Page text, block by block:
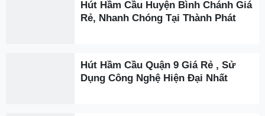
Hút Hầm Cầu Huyện Bình Chánh Giá
Rẻ, Nhanh Chóng Tại Thành Phát
Hút Hầm Cầu Quận 9 Giá Rẻ , Sử
Dụng Công Nghệ Hiện Đại Nhất